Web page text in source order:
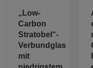
„Low-
Carbon
Stratobel“-
Verbundglas
mit